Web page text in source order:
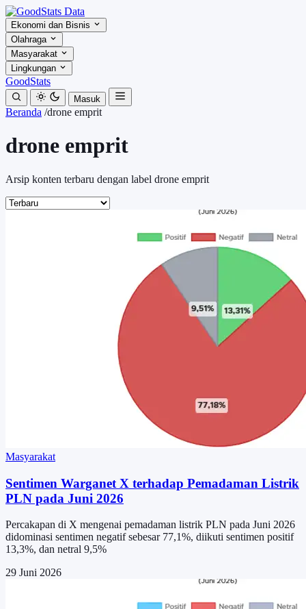
Ekonomi dan Bisnis
Olahraga
Masyarakat
Lingkungan
GoodStats
Masuk
Beranda /drone emprit
drone emprit
Arsip konten terbaru dengan label drone emprit
Masyarakat
Sentimen Warganet X terhadap Pemadaman Listrik
PLN pada Juni 2026
Percakapan di X mengenai pemadaman listrik PLN pada Juni 2026
didominasi sentimen negatif sebesar 77,1%, diikuti sentimen positif
13,3%, dan netral 9,5%
29 Juni 2026